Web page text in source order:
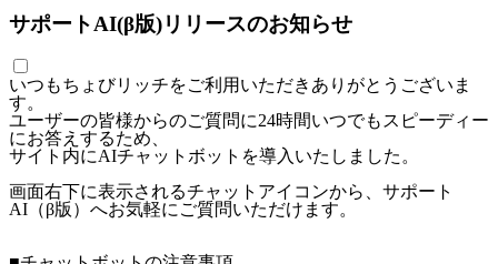
サポートAI(β版)リリースのお知らせ
いつもちょびリッチをご利用いただきありがとうございま
す。
ユーザーの皆様からのご質問に24時間いつでもスピーディー
にお答えするため、
サイト内にAIチャットボットを導入いたしました。
画面右下に表示されるチャットアイコンから、サポート
AI（β版）へお気軽にご質問いただけます。